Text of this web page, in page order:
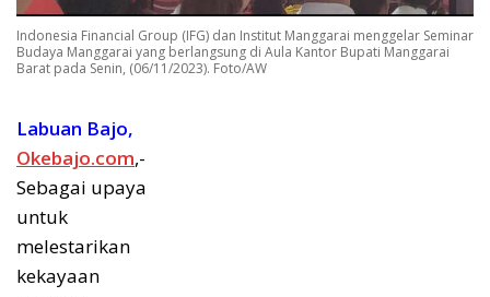
Indonesia Financial Group (IFG) dan Institut Manggarai menggelar Seminar
Budaya Manggarai yang berlangsung di Aula Kantor Bupati Manggarai
Barat pada Senin, (06/11/2023). Foto/AW
Labuan Bajo,
Okebajo.com,-
Sebagai upaya
untuk
melestarikan
kekayaan